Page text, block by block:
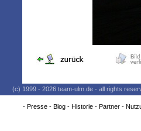
(c) 1999 - 2026 team-ulm.de - all rights
- Presse- Blog- Historie- Partner-